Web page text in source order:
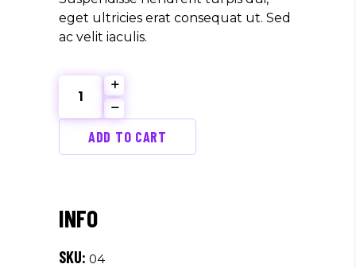
eget ultricies erat consequat ut. Sed
ac velit iaculis.
shirt
quantityADD TO CART
SKU: 04